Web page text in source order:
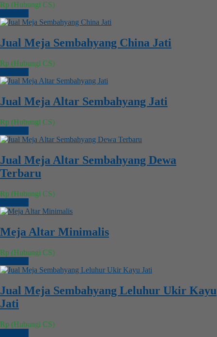
Rp (Hubungi CS)
Jual Meja Sembahyang China Jati
Rp (Hubungi CS)
Jual Meja Altar Sembahyang Jati
Rp (Hubungi CS)
Jual Meja Altar Sembahyang Dewa
Terbaru
Rp (Hubungi CS)
Meja Altar Minimalis
Rp (Hubungi CS)
Jual Meja Sembahyang Leluhur Ukir Kayu
Jati
Rp (Hubungi CS)